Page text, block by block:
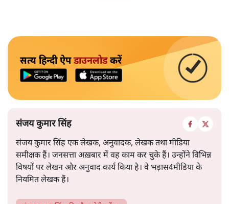
सत्य हिन्दी ऐपडाउनलोडकरें
संजय कुमार सिंह
संजय कुमार सिंह एक लेखक, अनुवादक, लेखक तथा मीडिया
समीक्षक हैं। जनसत्ता अख़बार में वह काम कर चुके हैं। उन्होंने विभिन्न
विषयों पर लेखन और अनुवाद कार्य किया है। वे भड़ास4मीडिया के
नियमित लेखक हैं।